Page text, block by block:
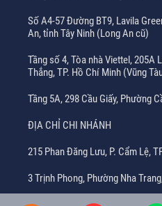
Số A4-57 Đường BT9, Lavila
An, tỉnh Tây Ninh (Long An cũ)
Tầng số 4, Tòa nhà Viettel, 205A
Thắng, TP. Hồ Chí Minh (Vũng
Tầng 5A, 298 Cầu Giấy, Phường
ĐỊA CHỈ CHI NHÁNH
215 Phan Đăng Lưu, P. Cẩm Lệ,
3 Trịnh Phong, Phường Nha